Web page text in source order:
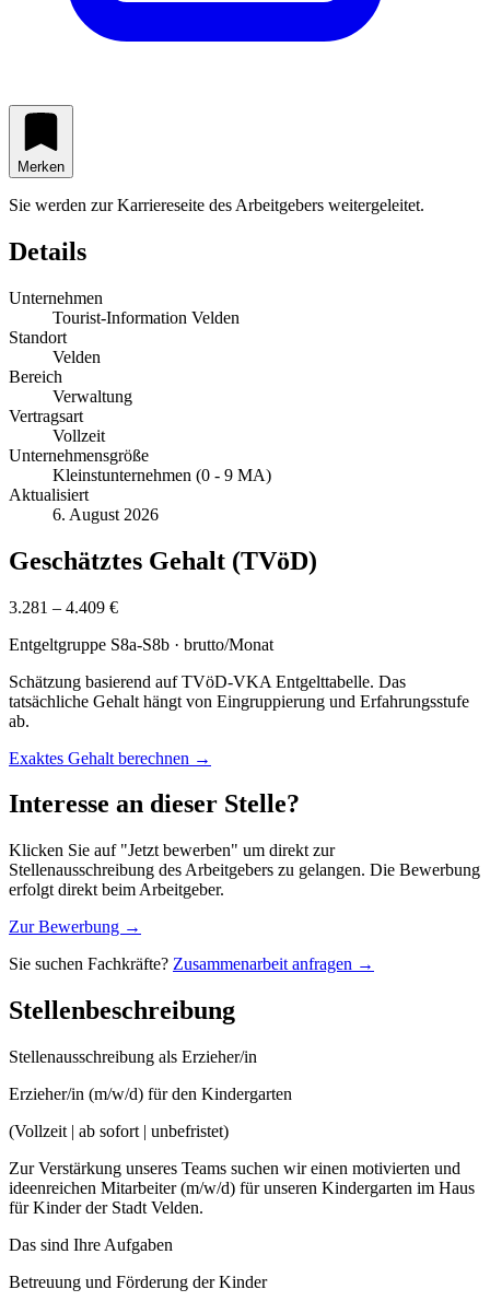
Merken
Sie werden zur Karriereseite des Arbeitgebers weitergeleitet.
Details
Unternehmen
Tourist-Information Velden
Standort
Velden
Bereich
Verwaltung
Vertragsart
Vollzeit
Unternehmensgröße
Kleinstunternehmen (0 - 9 MA)
Aktualisiert
6. August 2026
Geschätztes Gehalt (TVöD)
3.281 – 4.409 €
Entgeltgruppe S8a-S8b · brutto/Monat
Schätzung basierend auf TVöD-VKA Entgelttabelle. Das
tatsächliche Gehalt hängt von Eingruppierung und Erfahrungsstufe
ab.
Exaktes Gehalt berechnen →
Interesse an dieser Stelle?
Klicken Sie auf "Jetzt bewerben" um direkt zur
Stellenausschreibung des Arbeitgebers zu gelangen. Die Bewerbung
erfolgt direkt beim Arbeitgeber.
Zur Bewerbung →
Sie suchen Fachkräfte? Zusammenarbeit anfragen →
Stellenbeschreibung
Stellenausschreibung als Erzieher/in
Erzieher/in (m/w/d) für den Kindergarten
(Vollzeit | ab sofort | unbefristet)
Zur Verstärkung unseres Teams suchen wir einen motivierten und
ideenreichen Mitarbeiter (m/w/d) für unseren Kindergarten im Haus
für Kinder der Stadt Velden.
Das sind Ihre Aufgaben
Betreuung und Förderung der Kinder